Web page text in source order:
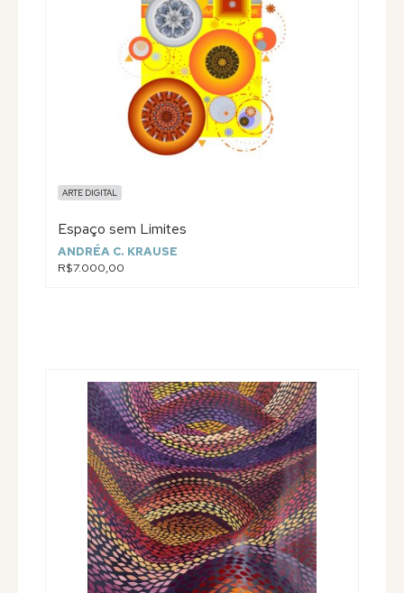
ARTE DIGITAL
Espaço sem Limites
ANDRÉA C. KRAUSE
R$7.000,00